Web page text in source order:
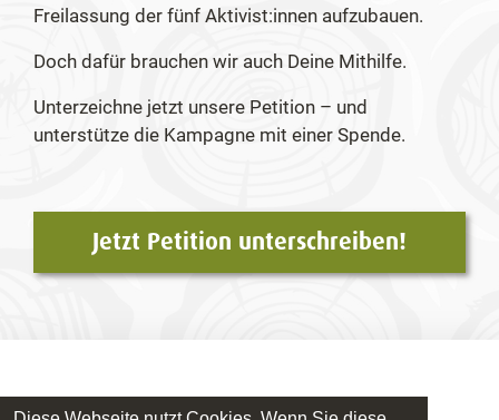
Freilassung der fünf Aktivist:innen aufzubauen.
Doch dafür brauchen wir auch Deine Mithilfe.
Unterzeichne jetzt unsere Petition – und
unterstütze die Kampagne mit einer Spende.
Jetzt Petition unterschreiben!